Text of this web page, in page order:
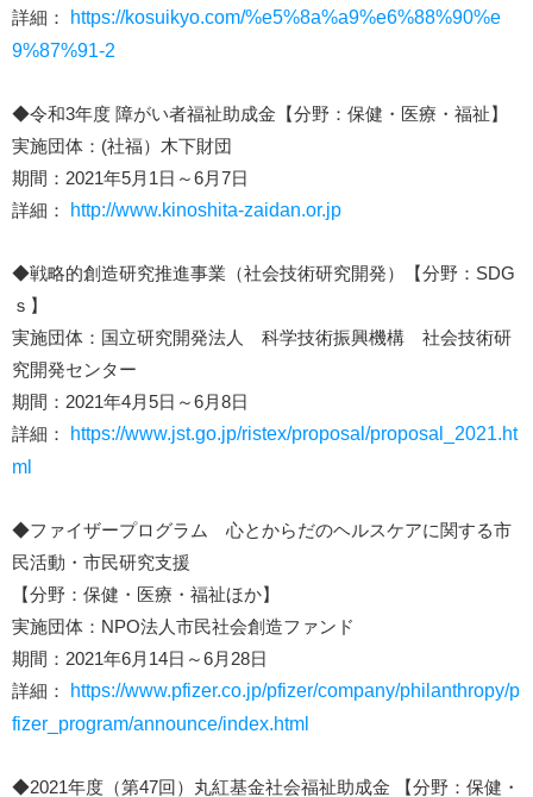
詳細：
https://kosuikyo.com/%e5%8a%a9%e6%88%90%e
9%87%91-2
◆令和3年度 障がい者福祉助成金【分野：保健・医療・福祉】
実施団体：(社福）木下財団
期間：2021年5月1日～6月7日
詳細：
http://www.kinoshita-zaidan.or.jp
◆戦略的創造研究推進事業（社会技術研究開発）【分野：SDG
ｓ】
実施団体：国立研究開発法人 科学技術振興機構 社会技術研
究開発センター
期間：2021年4月5日～6月8日
詳細：
https://www.jst.go.jp/ristex/proposal/proposal_2021.ht
ml
◆ファイザープログラム 心とからだのヘルスケアに関する市
民活動・市民研究支援
【分野：保健・医療・福祉ほか】
実施団体：NPO法人市民社会創造ファンド
期間：2021年6月14日～6月28日
詳細：
https://www.pfizer.co.jp/pfizer/company/philanthropy/p
fizer_program/announce/index.html
◆2021年度（第47回）丸紅基金社会福祉助成金 【分野：保健・